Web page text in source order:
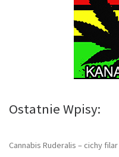
Ostatnie Wpisy:
Cannabis Ruderalis – cichy